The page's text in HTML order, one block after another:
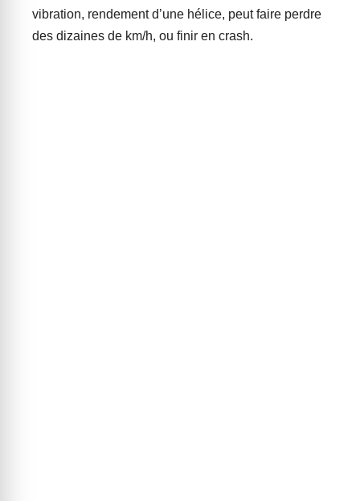
vibration, rendement d’une hélice, peut faire perdre
des dizaines de km/h, ou finir en crash.